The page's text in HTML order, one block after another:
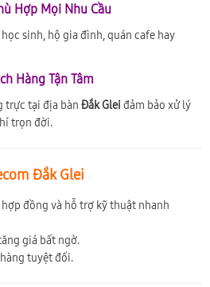
Hợp Mọi Nhu Cầu
sinh, hộ gia đình, quán cafe hay
Hàng Tận Tâm
trực tại địa bàn Đắk Glei đảm bảo xử lý
trọn đời.
Đắk Glei
đồng và hỗ trợ kỹ thuật nhanh
giá bất ngờ.
tuyệt đối.